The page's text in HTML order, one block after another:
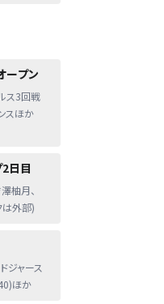
ープン
ス3回戦
スほか
日目
柚月、
は外部)
ジャース
ほか